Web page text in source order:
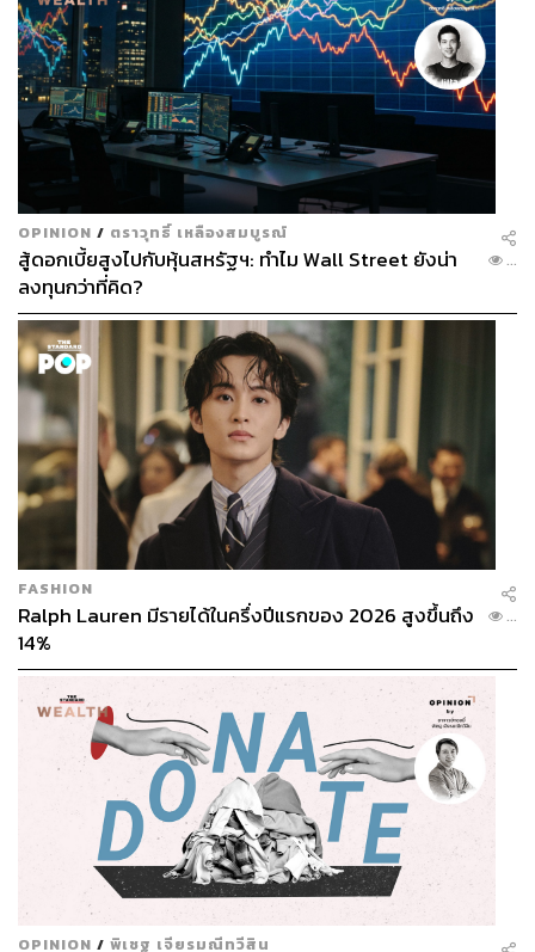
ขอบคุณสถานที่ถ่ายทำ:ร้าน Contento
รับชมรายการ The Breakfast Club ได้ทุกวันพฤหัสบดี เวลา
20.00 น. ที่ YouTube ของ THE STANDARD POP:www.yo
utube.com/c/THESTANDARDPOP
* หมายเหตุ: รายการนี้ถ่ายทำเมื่อวันที่ 1 เมษายน 2564
TAGS: คนรุ่นใหม่ Project H พลอย หอวัง
วงการบันเทิง
The Breakfast Club
Dojo City Bakery Music
108
ABOUT THE AUTHOR
เริ่มต้น เขมะเพ็ชร
กองบรรณาธิการคัลเจอร์ สำนักข่าว THE
STANDARD
ABOUT THE AUTHOR
คริสตอฟเฟอร์ สเวนซัน
บรรณาธิการแฟชั่นและคัลเจอร์ต่างประเทศ
ประจำสำนักข่าว THE STANDARD
OPINION / ตราวุทธิ์ เหลืองสมบูรณ์
สู้ดอกเบี้ยสูงไปกับหุ้นสหรัฐฯ: ทำไม Wall Street ยังน่า
ลงทุนกว่าที่คิด?
...
FASHION
Ralph Lauren มีรายได้ในครึ่งปีแรกของ 2026 สูงขึ้นถึง
14%
...
OPINION / พิเชฐ เจียรมณีทวีสิน